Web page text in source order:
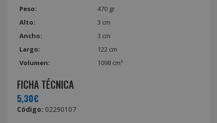
Peso:
470 gr
Alto:
3 cm
Ancho:
3 cm
Largo:
122 cm
Volumen:
1098 cm³
FICHA TÉCNICA
5,30€
Código: 02290107